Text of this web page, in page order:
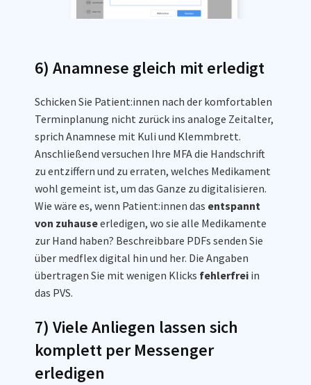
6) Anamnese gleich mit erledigt
Schicken Sie Patient:innen nach der komfortablen
Terminplanung nicht zurück ins analoge Zeitalter,
sprich Anamnese mit Kuli und Klemmbrett.
Anschließend versuchen Ihre MFA die Handschrift
zu entziffern und zu erraten, welches Medikament
wohl gemeint ist, um das Ganze zu digitalisieren.
Wie wäre es, wenn Patient:innen das entspannt
von zuhauseerledigen, wo sie alle Medikamente
zur Hand haben? Beschreibbare PDFs senden Sie
über medflex digital hin und her. Die Angaben
übertragen Sie mit wenigen Klicks fehlerfrei in
das PVS.
7) Viele Anliegen lassen sich
komplett per Messenger
erledigen